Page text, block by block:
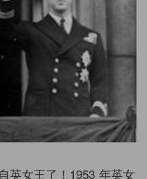
英女王了！1953 年英女